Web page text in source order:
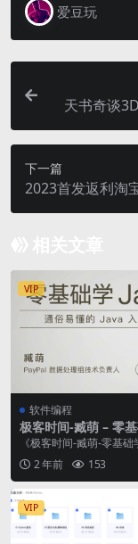
爱豆玩
天书奇谈
下一篇
VIP
软件编程
极客时间-臧萌 – 零基
a《极客时间-臧萌-零基础
一门面向Java初学者的在
由资深J...
2 年前 153
VIP